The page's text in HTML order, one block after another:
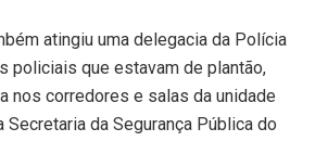
atingiu uma delegacia da Polícia
policiais que estavam de plantão,
nos corredores e salas da unidade
Secretaria da Segurança Pública do